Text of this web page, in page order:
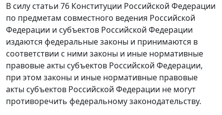
В силу статьи 76 Конституции Российской Федерации
по предметам совместного ведения Российской
Федерации и субъектов Российской Федерации
издаются федеральные законы и принимаются в
соответствии с ними законы и иные нормативные
правовые акты субъектов Российской Федерации,
при этом законы и иные нормативные правовые
акты субъектов Российской Федерации не могут
противоречить федеральному законодательству.